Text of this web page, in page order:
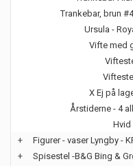
Trankebar, brun
Ursula -
Vifte med
X Ej på
Årstiderne - 4
Hvid
+
Figurer - vaser Lyngby -
+
Spisestel -B&G Bing &